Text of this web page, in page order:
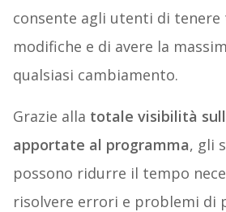
consente agli utenti di tenere
modifiche e di avere la
qualsiasi cambiamento.
Grazie alla totale visibilità
apportate al programma, gli
possono ridurre il tempo
risolvere errori e problemi di